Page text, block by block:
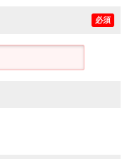
必須